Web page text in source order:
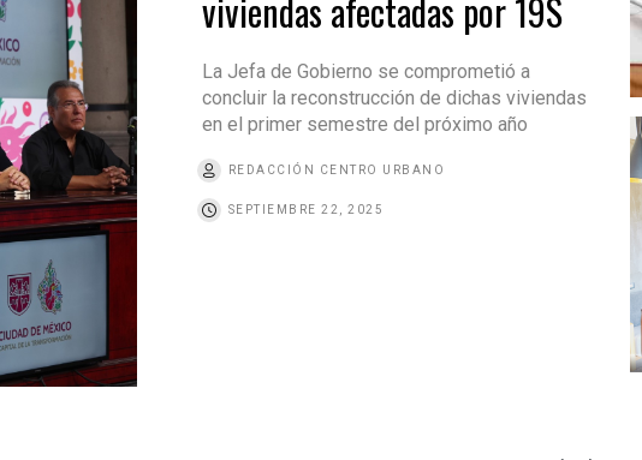
viviendas afectadas por 19S
La Jefa de Gobierno se comprometió a
concluir la reconstrucción de dichas viviendas
en el primer semestre del próximo año
REDACCIÓN CENTRO URBANO
SEPTIEMBRE 22, 2025